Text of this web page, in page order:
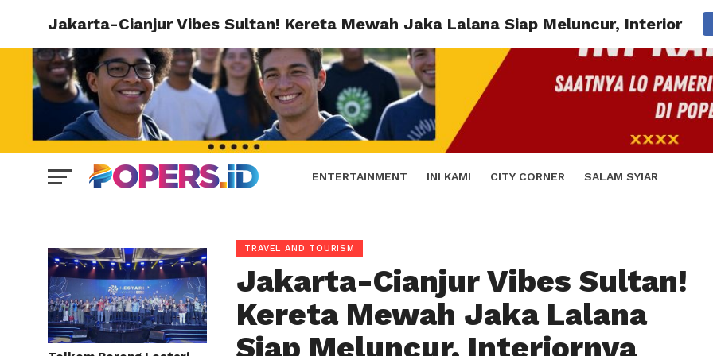
ENTERTAINMENT INI KAMI CITY CORNER SALAM SYIAR
Jakarta-Cianjur Vibes Sultan! Kereta Mewah Jaka Lalana Siap Meluncur,
TRAVEL AND TOURISM
Jakarta-Cianjur Vibes Sultan!
Kereta Mewah Jaka Lalana
Siap Meluncur, Interiornya